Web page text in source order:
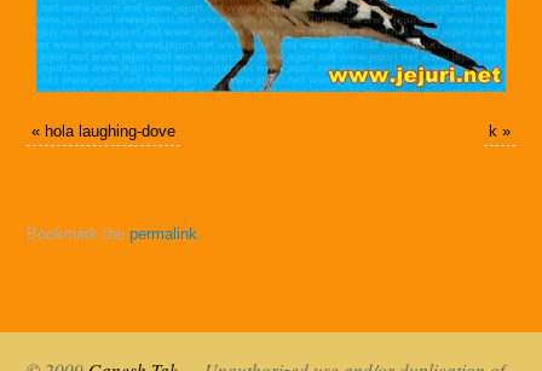
« hola laughing-dove k »
Bookmark the permalink.